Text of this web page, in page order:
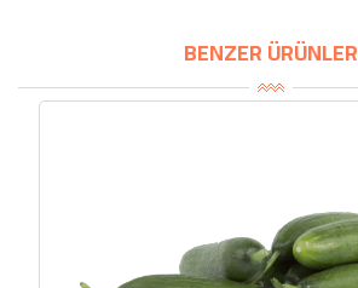
BENZER ÜRÜNLER